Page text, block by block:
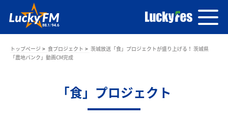
トップページ 食プロジェクト
茨城放送「食」プロジェクトが盛り上げる！ 茨城県
「農地バンク」動画CM完成
「食」プロジェクト